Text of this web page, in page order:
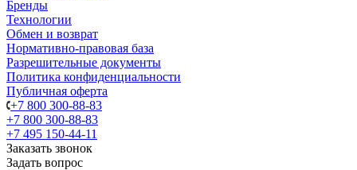
Бренды
Технологии
Обмен и возврат
Нормативно-правовая база
Разрешительные документы
Политика конфиденциальности
Публичная оферта
+7 800 300-88-83
+7 800 300-88-83
+7 495 150-44-11
Заказать звонок
Задать вопрос